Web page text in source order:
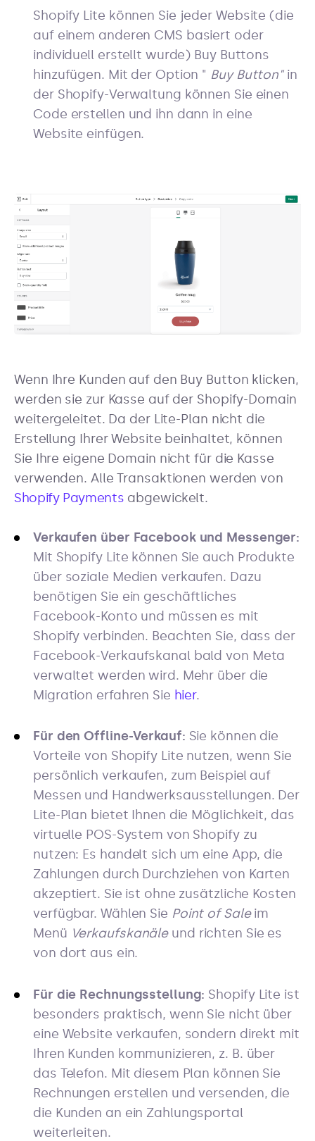
Shopify Lite können Sie jeder Website (die
auf einem anderen CMS basiert oder
individuell erstellt wurde) Buy Buttons
hinzufügen. Mit der Option " Buy Button"in
der Shopify-Verwaltung können Sie einen
Code erstellen und ihn dann in eine
Website einfügen.
Wenn Ihre Kunden auf den Buy Button klicken,
werden sie zur Kasse auf der Shopify-Domain
weitergeleitet. Da der Lite-Plan nicht die
Erstellung Ihrer Website beinhaltet, können
Sie Ihre eigene Domain nicht für die Kasse
verwenden. Alle Transaktionen werden von
Shopify Payments abgewickelt.
Verkaufen über Facebook und Messenger:
Mit Shopify Lite können Sie auch Produkte
über soziale Medien verkaufen. Dazu
benötigen Sie ein geschäftliches
Facebook-Konto und müssen es mit
Shopify verbinden. Beachten Sie, dass der
Facebook-Verkaufskanal bald von Meta
verwaltet werden wird. Mehr über die
Migration erfahren Sie hier.
Für den Offline-Verkauf: Sie können die
Vorteile von Shopify Lite nutzen, wenn Sie
persönlich verkaufen, zum Beispiel auf
Messen und Handwerksausstellungen. Der
Lite-Plan bietet Ihnen die Möglichkeit, das
virtuelle POS-System von Shopify zu
nutzen: Es handelt sich um eine App, die
Zahlungen durch Durchziehen von Karten
akzeptiert. Sie ist ohne zusätzliche Kosten
verfügbar. Wählen Sie Point of Saleim
Menü Verkaufskanäleund richten Sie es
von dort aus ein.
Für die Rechnungsstellung: Shopify Lite ist
besonders praktisch, wenn Sie nicht über
eine Website verkaufen, sondern direkt mit
Ihren Kunden kommunizieren, z. B. über
das Telefon. Mit diesem Plan können Sie
Rechnungen erstellen und versenden, die
die Kunden an ein Zahlungsportal
weiterleiten.